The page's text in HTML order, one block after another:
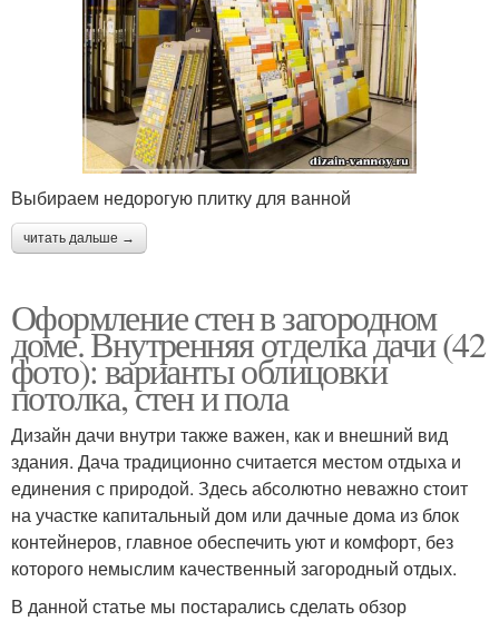
Выбираем недорогую плитку для ванной
читать дальше →
Оформление стен в загородном
доме. Внутренняя отделка дачи (42
фото): варианты облицовки
потолка, стен и пола
Дизайн дачи внутри также важен, как и внешний вид
здания. Дача традиционно считается местом отдыха и
единения с природой. Здесь абсолютно неважно стоит
на участке капитальный дом или дачные дома из блок
контейнеров, главное обеспечить уют и комфорт, без
которого немыслим качественный загородный отдых.
В данной статье мы постарались сделать обзор